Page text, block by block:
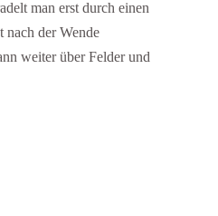
man erst durch einen
nach der Wende
weiter über Felder und